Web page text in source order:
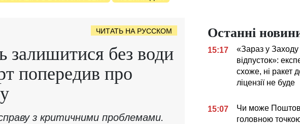
ЧИТАТЬ НА РУССКОМ
залишитися без води
попередив про
з критичними проблемами.
Останні
15:17
«Зараз у Заходу
відпусток»:
схоже, ні ракет
ліцензії не буде
15:07
Чи може
головною